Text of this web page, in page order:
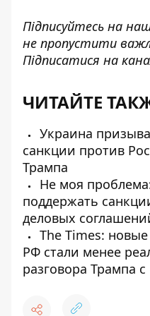
Підписуйтесь на
не пропустити
Підписатися на
ЧИТАЙТЕ
Украина
санкции против
Трампа
Не моя
поддержать
деловых
The Times:
РФ стали менее
разговора Трампа